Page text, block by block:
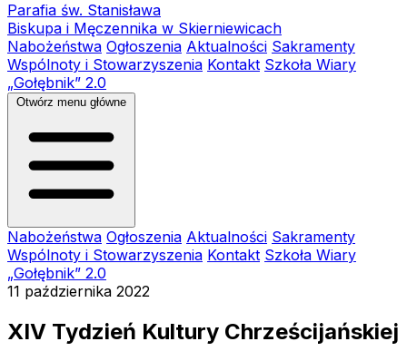
Parafia św. Stanisława
Biskupa i Męczennika w Skierniewicach
Nabożeństwa Ogłoszenia Aktualności Sakramenty
Wspólnoty i Stowarzyszenia Kontakt Szkoła Wiary
„Gołębnik” 2.0
Otwórz menu główne
Nabożeństwa Ogłoszenia Aktualności Sakramenty
Wspólnoty i Stowarzyszenia Kontakt Szkoła Wiary
„Gołębnik” 2.0
11 października 2022
XIV Tydzień Kultury Chrześcijańskiej